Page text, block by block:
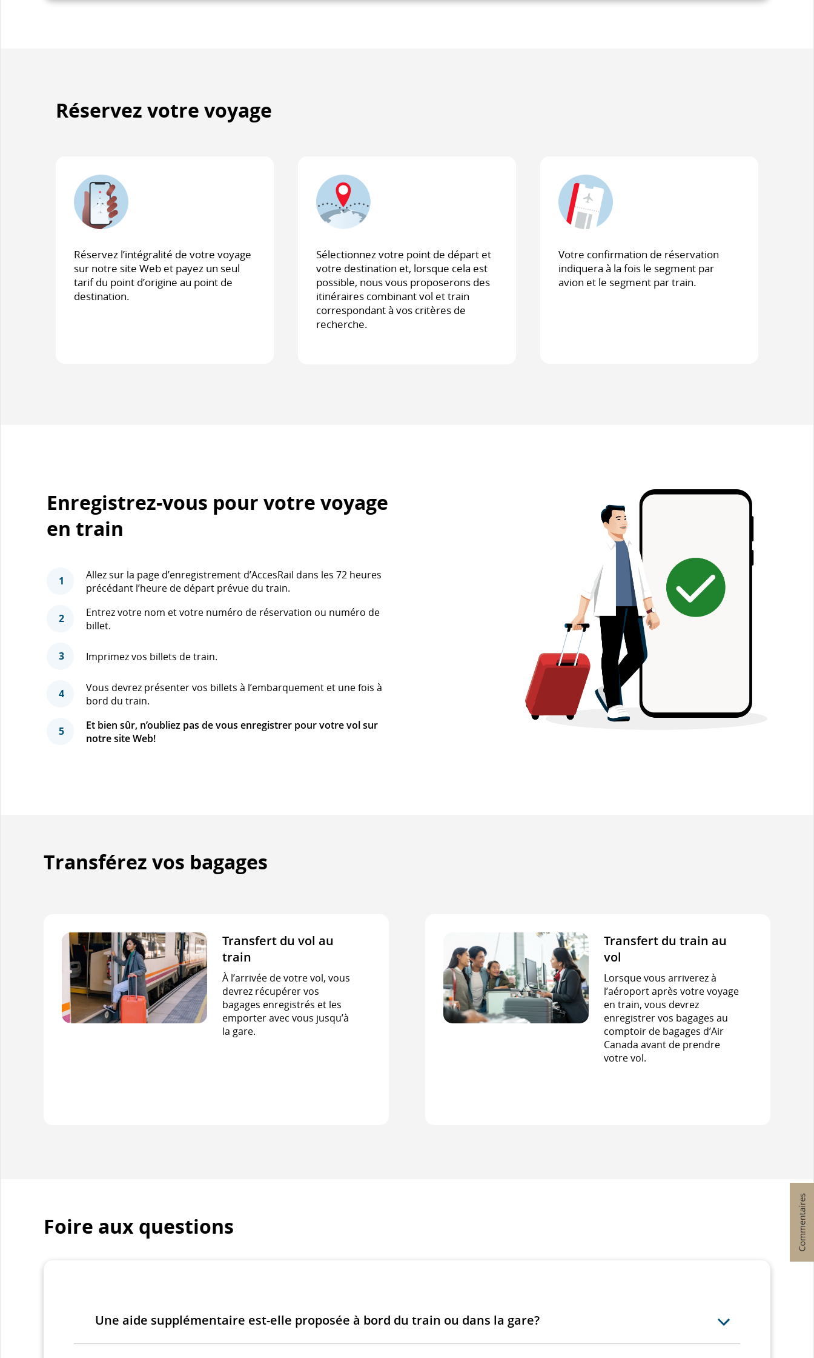
ou
les
Réservez votre voyage
Réservez l’intégralité de votre voyage
sur notre site Web et payez un seul
tarif du point d’origine au point de
destination.
Sélectionnez votre point de départ et
votre destination et, lorsque cela est
possible, nous vous proposerons des
itinéraires combinant vol et train
correspondant à vos critères de
recherche.
Votre confirmation de réservation
indiquera à la fois le segment par
avion et le segment par train.
Enregistrez-vous pour votre voyage
en train
1
Allez sur la page d’enregistrement d’AccesRail dans les 72 heures
précédant l’heure de départ prévue du train.
2
Entrez votre nom et votre numéro de réservation ou numéro de
billet.
3 Imprimez vos billets de train.
4
Vous devrez présenter vos billets à l’embarquement et une fois à
bord du train.
5
Et bien sûr, n’oubliez pas de vous enregistrer pour votre vol sur
notre site Web!
Transférez vos bagages
Transfert du vol au
train
À l’arrivée de votre vol, vous
devrez récupérer vos
bagages enregistrés et les
emporter avec vous jusqu’à
la gare.
Transfert du train au
vol
Lorsque vous arriverez à
l’aéroport après votre voyage
en train, vous devrez
enregistrer vos bagages au
comptoir de bagages d’Air
Canada avant de prendre
votre vol.
Foire aux questions
Une aide supplémentaire est-elle proposée à bord du train ou dans la gare?